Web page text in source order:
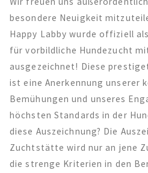
besondere Neuigkeit
Happy Labby wurde offiziell
für vorbildliche Hundezucht
ausgezeichnet! Diese
ist eine Anerkennung unserer
Bemühungen und unseres
höchsten Standards in der
diese Auszeichnung? Die
Zuchtstätte wird nur an jene
die strenge Kriterien in den